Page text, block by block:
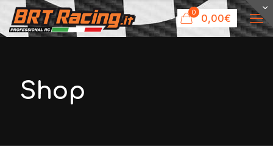
0 0,00€
Shop